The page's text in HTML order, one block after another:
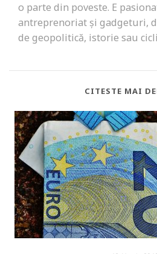
o parte din poveste. E
antreprenoriat și gadgeturi,
de geopolitică, istorie sau
CITESTE MAI